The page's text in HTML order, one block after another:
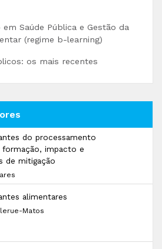
em Saúde Pública e Gestão da
(regime b-learning)
os mais recentes
do processamento
formação, impacto e
de mitigação
alimentares
Matos